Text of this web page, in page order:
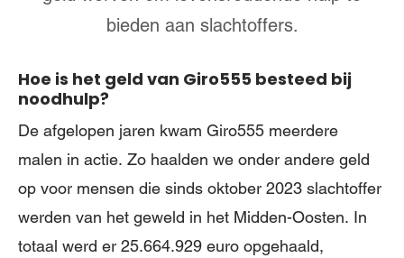
bieden aan slachtoffers.
Hoe is het geld van Giro555 besteed bij
noodhulp?
De afgelopen jaren kwam Giro555 meerdere
malen in actie. Zo haalden we onder andere geld
op voor mensen die sinds oktober 2023 slachtoffer
werden van het geweld in het Midden-Oosten. In
totaal werd er 25.664.929 euro opgehaald,